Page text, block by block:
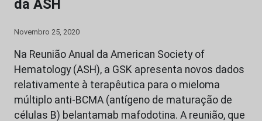
da ASH
Novembro 25, 2020
Na Reunião Anual da American Society of
Hematology (ASH), a GSK apresenta novos dados
relativamente à terapêutica para o mieloma
múltiplo anti-BCMA (antígeno de maturação de
células B) belantamab mafodotina. A reunião, que